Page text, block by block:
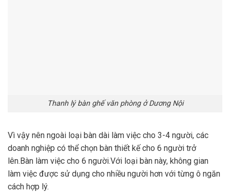
Thanh lý bàn ghế văn phòng ở Dương Nội
Vì vậy nên ngoài loại bàn dài làm việc cho 3-4 người, các
doanh nghiệp có thể chọn bàn thiết kế cho 6 người trở
lên.Bàn làm việc cho 6 người.Với loại bàn này, không gian
làm việc được sử dụng cho nhiều người hơn với từng ô ngăn
cách hợp lý.